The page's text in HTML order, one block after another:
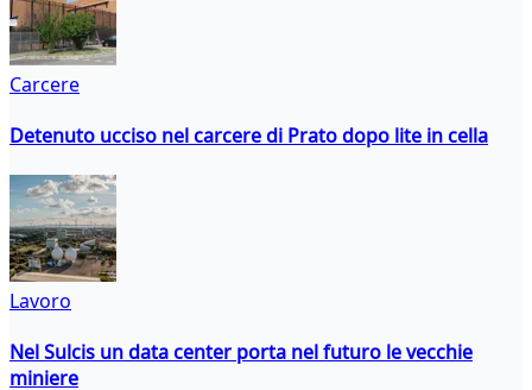
Carcere
Detenuto ucciso nel carcere di Prato dopo lite in cella
Lavoro
Nel Sulcis un data center porta nel futuro le vecchie
miniere